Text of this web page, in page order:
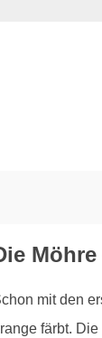
mit den
färbt.